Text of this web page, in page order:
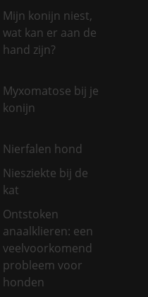
Mijn konijn niest,
wat kan er aan de
hand zijn?
Myxomatose bij je
konijn
Nierfalen hond
Niesziekte bij de
kat
Ontstoken
anaalklieren: een
veelvoorkomend
probleem voor
honden